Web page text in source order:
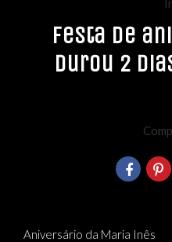
Festa de
durou 2
Aniversário da Maria Inês